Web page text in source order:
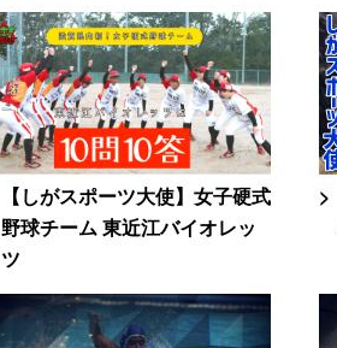
【しがスポーツ大使】女子硬式
野球チーム 東近江バイオレッ
ツ